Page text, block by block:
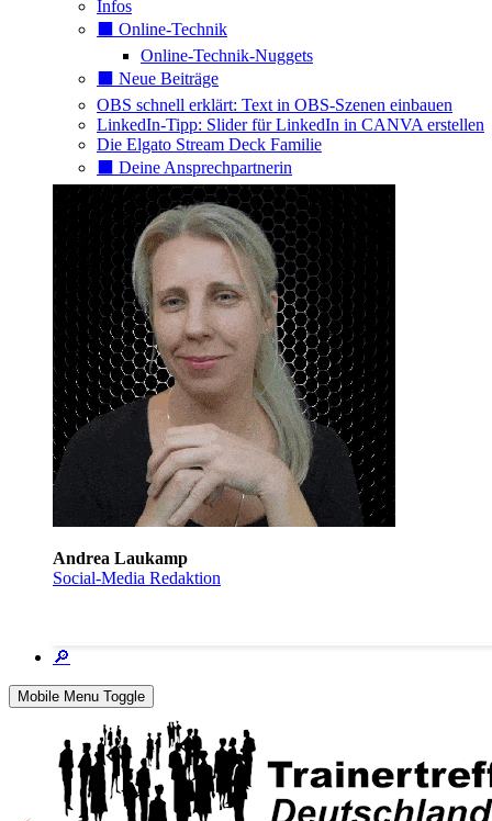
Infos
⬛️ Online-Technik
Online-Technik-Nuggets
⬛️ Neue Beiträge
OBS schnell erklärt: Text in OBS-Szenen einbauen
LinkedIn-Tipp: Slider für LinkedIn in CANVA erstellen
Die Elgato Stream Deck Familie
⬛️ Deine Ansprechpartnerin
Andrea Laukamp
Social-Media Redaktion
🔎
Mobile Menu Toggle